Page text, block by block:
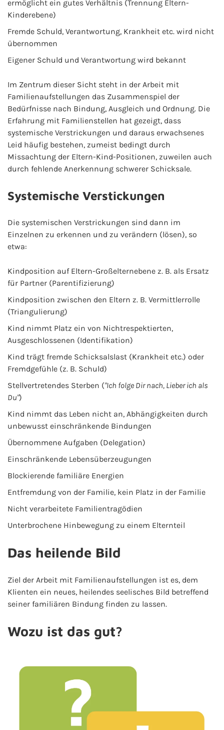
ermöglicht ein gutes Verhältnis (Trennung Eltern-
Kinderebene)
Fremde Schuld, Verantwortung, Krankheit etc. wird nicht
übernommen
Eigener Schuld und Verantwortung wird bekannt
Im Zentrum dieser Sicht steht in der Arbeit mit
Familienaufstellungen das Zusammenspiel der
Bedürfnisse nach Bindung, Ausgleich und Ordnung. Die
Erfahrung mit Familienstellen hat gezeigt, dass
systemische Verstrickungen und daraus erwachsenes
Leid häufig bestehen, zumeist bedingt durch
Missachtung der Eltern-Kind-Positionen, zuweilen auch
durch fehlende Anerkennung schwerer Schicksale.
Systemische Verstickungen
Die systemischen Verstrickungen sind dann im
Einzelnen zu erkennen und zu verändern (lösen), so
etwa:
Kindposition auf Eltern-Großelternebene z. B. als Ersatz
für Partner (Parentifizierung)
Kindposition zwischen den Eltern z. B. Vermittlerrolle
(Triangulierung)
Kind nimmt Platz ein von Nichtrespektierten,
Ausgeschlossenen (Identifikation)
Kind trägt fremde Schicksalslast (Krankheit etc.) oder
Fremdgefühle (z. B. Schuld)
Stellvertretendes Sterben ("Ich folge Dir nach, Lieber ich als
Du")
Kind nimmt das Leben nicht an, Abhängigkeiten durch
unbewusst einschränkende Bindungen
Übernommene Aufgaben (Delegation)
Einschränkende Lebensüberzeugungen
Blockierende familiäre Energien
Entfremdung von der Familie, kein Platz in der Familie
Nicht verarbeitete Familientragödien
Unterbrochene Hinbewegung zu einem Elternteil
Das heilende Bild
Ziel der Arbeit mit Familienaufstellungen ist es, dem
Klienten ein neues, heilendes seelisches Bild betreffend
seiner familiären Bindung finden zu lassen.
Wozu ist das gut?